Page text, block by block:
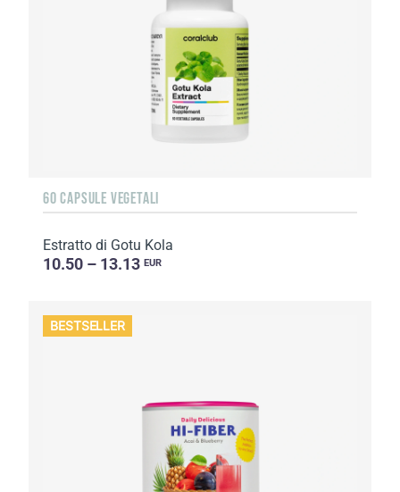
60 CAPSULE VEGETALI
Estratto di Gotu Kola
10.50 – 13.13 EUR
BESTSELLER